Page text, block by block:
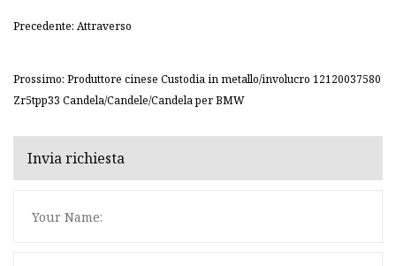
Precedente: Attraverso
Prossimo: Produttore cinese Custodia in metallo/involucro 12120037580
Zr5tpp33 Candela/Candele/Candela per BMW
Invia richiesta